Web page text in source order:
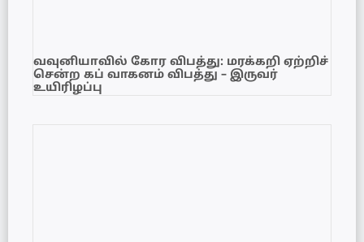
வவுனியாவில் கோர விபத்து: மரக்கறி ஏற்றிச்
சென்ற கப் வாகனம் விபத்து – இருவர்
உயிரிழப்பு